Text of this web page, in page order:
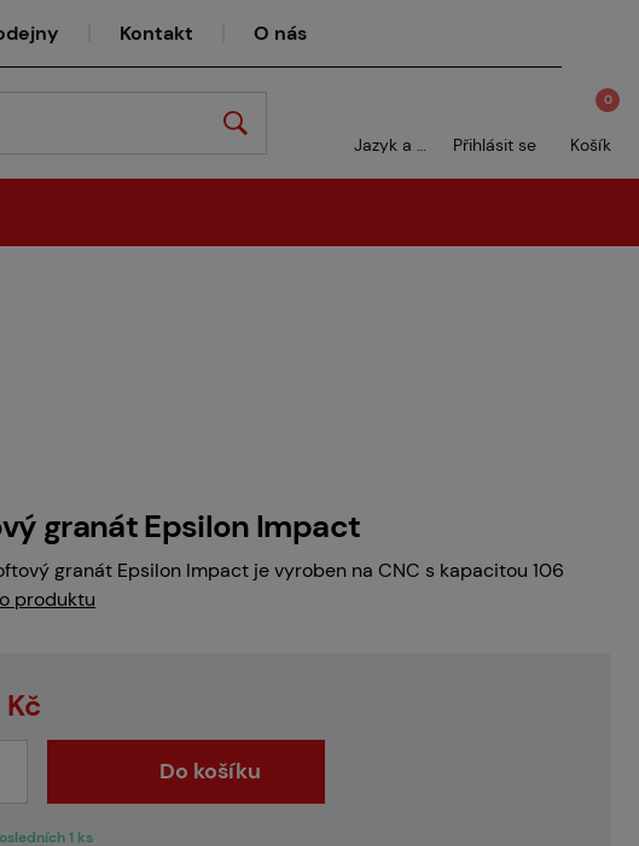
Kontakt O nás
Jazyk a měna Přihlásit se
0
Košík
granát Epsilon Impact
granát Epsilon Impact je vyroben na CNC s kapacitou 106
produktu
1 ks
Do košíku